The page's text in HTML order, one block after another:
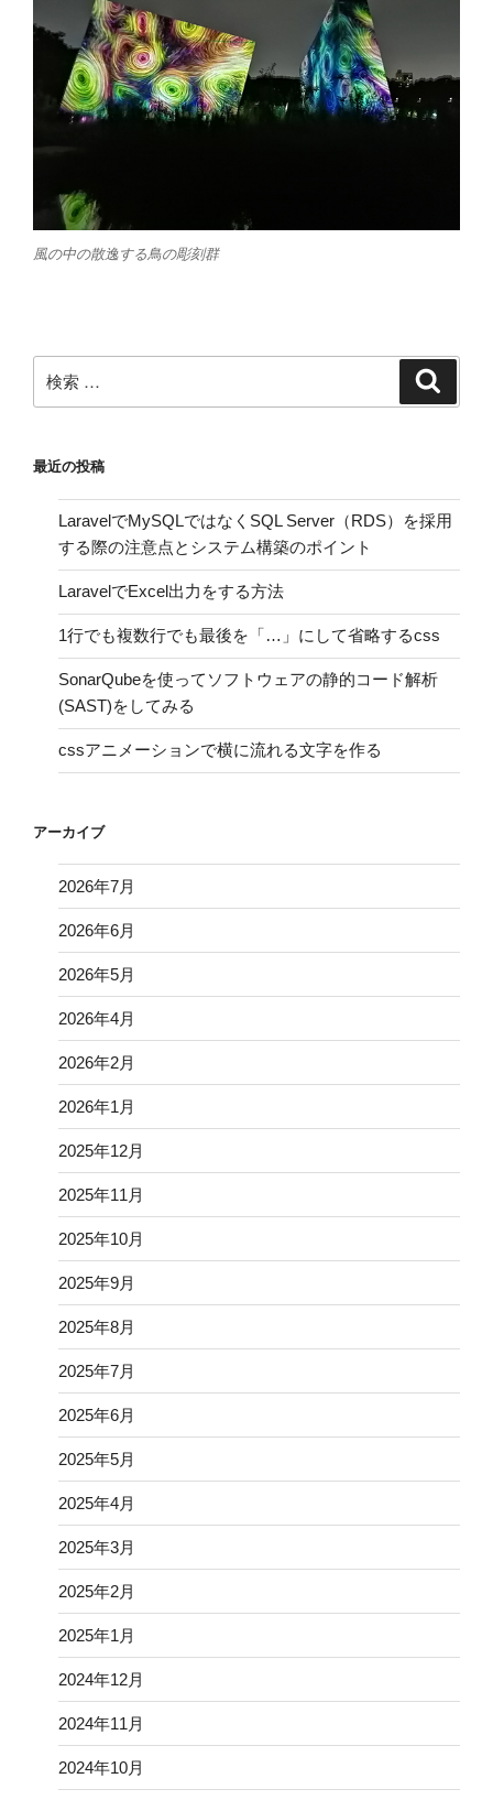
風の中の散逸する鳥の彫刻群
索:
最近の投稿
LaravelでMySQLではなくSQL Server（RDS）を採用
する際の注意点とシステム構築のポイント
LaravelでExcel出力をする方法
1行でも複数行でも最後を「…」にして省略するcss
SonarQubeを使ってソフトウェアの静的コード解析
(SAST)をしてみる
cssアニメーションで横に流れる文字を作る
アーカイブ
2026年7月
2026年6月
2026年5月
2026年4月
2026年2月
2026年1月
2025年12月
2025年11月
2025年10月
2025年9月
2025年8月
2025年7月
2025年6月
2025年5月
2025年4月
2025年3月
2025年2月
2025年1月
2024年12月
2024年11月
2024年10月